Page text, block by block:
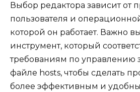
Выбор редактора зависит от
пользователя и
которой он работает. Важно
инструмент, который
требованиям по управлению
файле hosts, чтобы сделать
более эффективным и